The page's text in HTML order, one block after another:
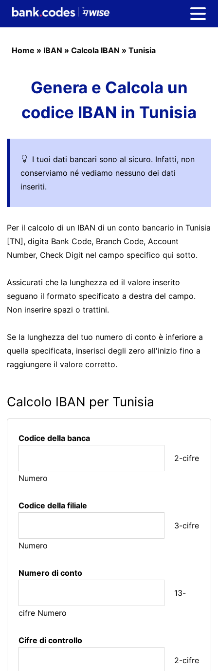
Home » IBAN » Calcola IBAN » Tunisia
Genera e Calcola un
codice IBAN in Tunisia
I tuoi dati bancari sono al sicuro. Infatti, non
conserviamo né vediamo nessuno dei dati
inseriti.
Per il calcolo di un IBAN di un conto bancario in Tunisia
[TN], digita Bank Code, Branch Code, Account
Number, Check Digit nel campo specifico qui sotto.
Assicurati che la lunghezza ed il valore inserito
seguano il formato specificato a destra del campo.
Non inserire spazi o trattini.
Se la lunghezza del tuo numero di conto è inferiore a
quella specificata, inserisci degli zero all'inizio fino a
raggiungere il valore corretto.
Calcolo IBAN per Tunisia
Codice della banca
2-cifre
Numero
Codice della filiale
3-cifre
Numero
Numero di conto
13-
cifre Numero
Cifre di controllo
2-cifre